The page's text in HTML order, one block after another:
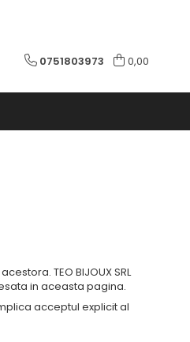
0751803973 0,00
TEO BIJOUX SRL
in aceasta pagina.
acceptul explicit al